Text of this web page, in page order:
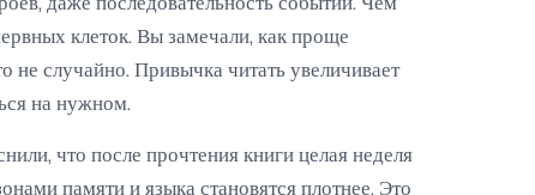
даже последовательность событий. Чем
клеток. Вы замечали, как проще
не случайно. Привычка читать увеличивает
на нужном.
что после прочтения книги целая неделя
памяти и языка становятся плотнее. Это